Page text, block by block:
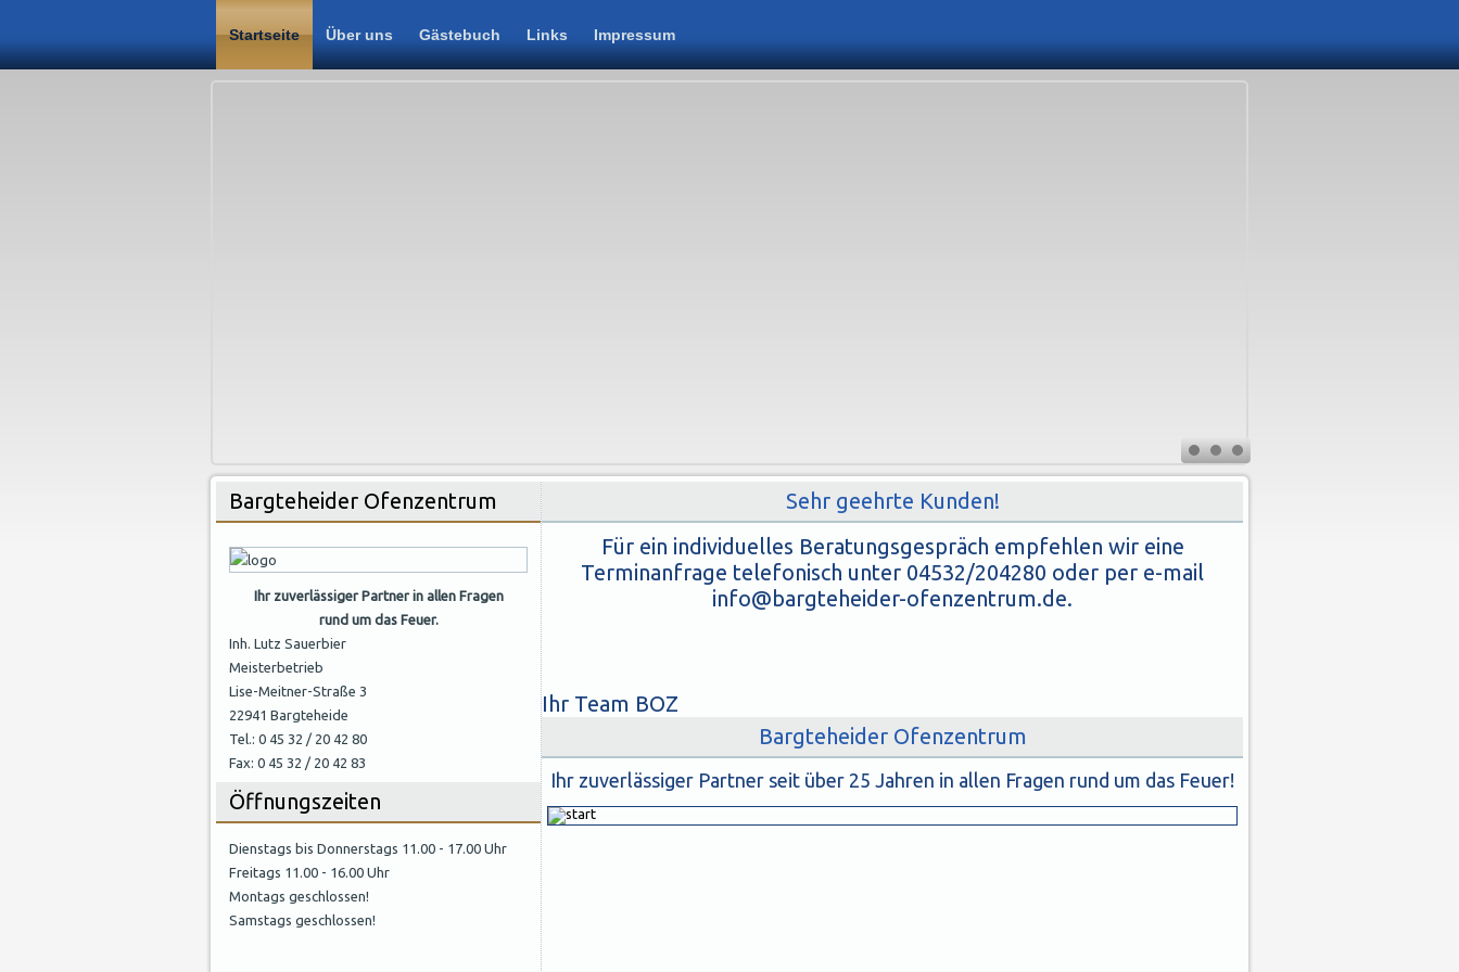
Startseite Über uns Gästebuch Links Impressum
Bargteheider Ofenzentrum
Ihr zuverlässiger Partner in allen Fragen
rund um das Feuer.
Inh. Lutz Sauerbier
Meisterbetrieb
Lise-Meitner-Straße 3
22941 Bargteheide
Tel.: 0 45 32 / 20 42 80
Fax: 0 45 32 / 20 42 83
Öffnungszeiten
Dienstags bis Donnerstags 11.00 - 17.00 Uhr
Freitags 11.00 - 16.00 Uhr
Montags geschlossen!
Samstags geschlossen!
Sehr geehrte Kunden!
Für ein individuelles Beratungsgespräch empfehlen wir eine
Terminanfrage telefonisch unter 04532/204280 oder per e-mail
info@bargteheider-ofenzentrum.de.
Ihr Team BOZ
Bargteheider Ofenzentrum
Ihr zuverlässiger Partner seit über 25 Jahren in allen Fragen rund um das Feuer!